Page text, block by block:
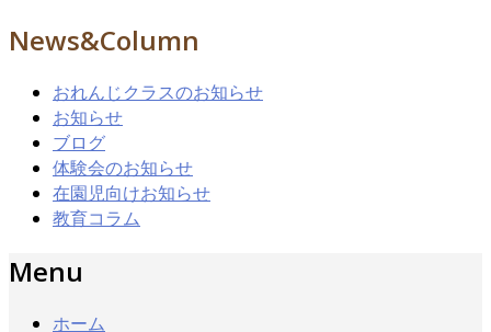
News&Column
おれんじクラスのお知らせ
お知らせ
ブログ
体験会のお知らせ
在園児向けお知らせ
教育コラム
Menu
ホーム